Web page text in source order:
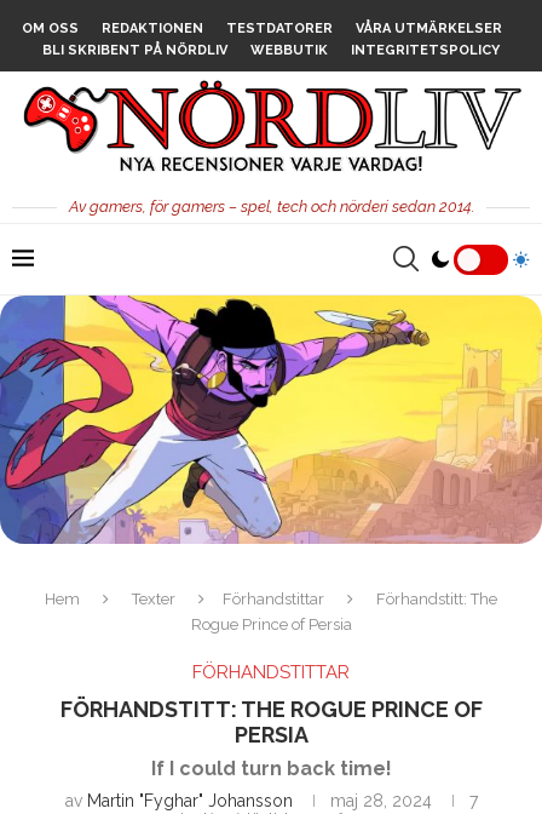
OM OSS REDAKTIONEN TESTDATORER
VÅRA UTMÄRKELSER
BLI SKRIBENT PÅ NÖRDLIV
WEBBUTIK INTEGRITETSPOLICY
Av gamers, för gamers – spel, tech och nörderi sedan 2014.
Hem Texter Förhandstittar
Förhandstitt: The
Rogue Prince of Persia
FÖRHANDSTITTAR
FÖRHANDSTITT: THE ROGUE PRINCE OF
PERSIA
If I could turn back time!
av Martin "Fyghar" Johansson maj 28, 2024
7